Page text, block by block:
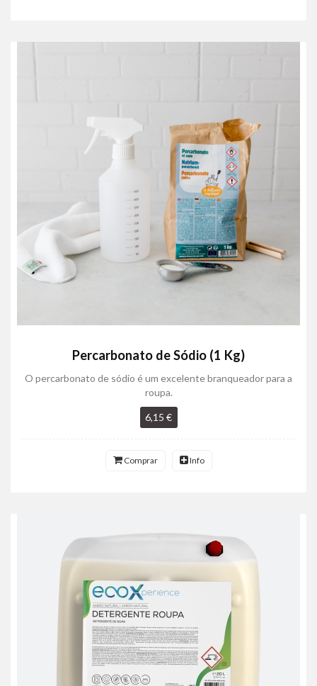
Percarbonato de Sódio (1 Kg)
O percarbonato de sódio é um excelente branqueador para a
roupa.
6,15 €
Comprar Info